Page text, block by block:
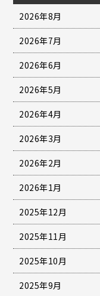
2026年8月
2026年7月
2026年6月
2026年5月
2026年4月
2026年3月
2026年2月
2026年1月
2025年12月
2025年11月
2025年10月
2025年9月